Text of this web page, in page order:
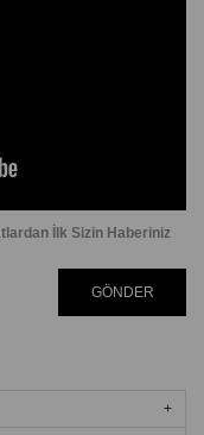
İlk Sizin Haberiniz
GÖNDER